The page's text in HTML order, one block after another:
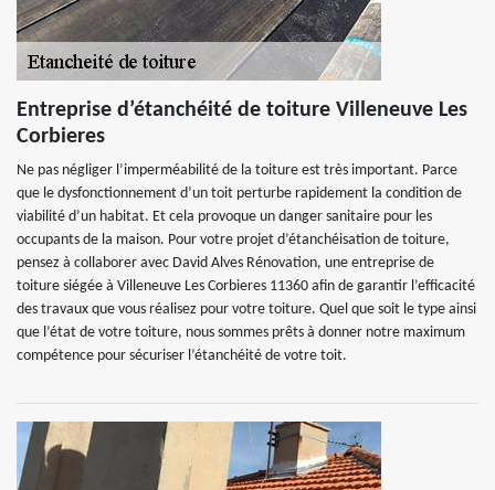
Entreprise d’étanchéité de toiture Villeneuve Les
Corbieres
Ne pas négliger l’imperméabilité de la toiture est très important. Parce
que le dysfonctionnement d’un toit perturbe rapidement la condition de
viabilité d’un habitat. Et cela provoque un danger sanitaire pour les
occupants de la maison. Pour votre projet d’étanchéisation de toiture,
pensez à collaborer avec David Alves Rénovation, une entreprise de
toiture siégée à Villeneuve Les Corbieres 11360 afin de garantir l’efficacité
des travaux que vous réalisez pour votre toiture. Quel que soit le type ainsi
que l’état de votre toiture, nous sommes prêts à donner notre maximum
compétence pour sécuriser l’étanchéité de votre toit.